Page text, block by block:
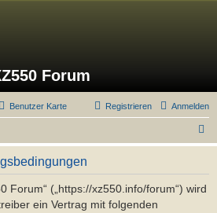
Forum
Benutzer Karte Anmelden
Registrieren
u
Forum“ („https://xz550.info/forum“) wird
ein Vertrag mit folgenden